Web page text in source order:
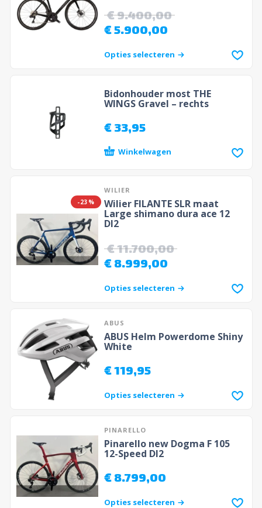
€9.400,00
€5.900,00
Opties selecteren
Bidonhouder most THE
WINGS Gravel – rechts
€33,95
Winkelwagen
-23%
WILIER
Wilier FILANTE SLR maat
Large shimano dura ace 12
DI2
€11.700,00
€8.999,00
Opties selecteren
ABUS
ABUS Helm Powerdome Shiny
White
€119,95
Opties selecteren
PINARELLO
Pinarello new Dogma F 105
12-Speed DI2
€8.799,00
Opties selecteren